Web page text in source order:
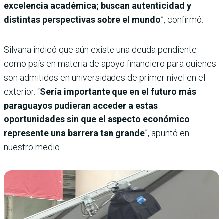
excelencia académica; buscan autenticidad y
distintas perspectivas sobre el mundo”, confirmó.
Silvana indicó que aún existe una deuda pendiente
como país en materia de apoyo financiero para quienes
son admitidos en universidades de primer nivel en el
exterior. “Sería importante que en el futuro más
paraguayos pudieran acceder a estas
oportunidades sin que el aspecto económico
represente una barrera tan grande”, apuntó en
nuestro medio.